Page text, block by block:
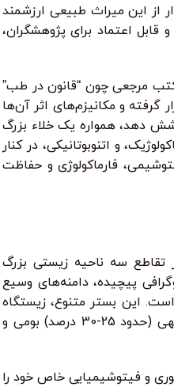
از این میراث طبیعی ارزشمند
اعتماد برای پژوهشگران،
مرجعی چون “قانون در طب”
گرفته و مکانیزم‌های اثر آن‌ها
دهد، همواره یک خلاء بزرگ
و اتنوبوتانیکی، در کنار
فارماکولوژی و حفاظت
خود در تقاطع سه ناحیه زیستی بزرگ
پیچیده، دامنه‌های وسیع
کویری خشک) است. این بستر متنوع، زیستگاه
بیش از 8000 گونه گیاهی شناخته‌شده است که برآوردهای جدیدتر این رقم را تا 10000 گونه نیز تخمین می‌زنند، و در این میان، بخش قابل توجهی (حدود 25-30 درصد) بومی و
و فیتوشیمیایی خاص خود را